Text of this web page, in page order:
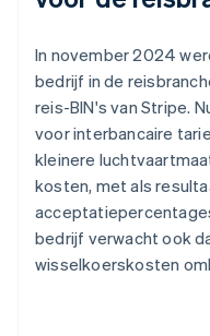
In november 2024
bedrijf in de
reis-BIN's van Stripe.
voor interbancaire
kleinere
kosten, met als
bedrijf verwacht ook
wisselkoerskosten